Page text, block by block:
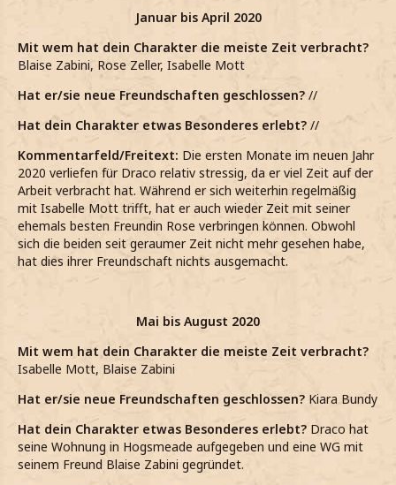
Januar bis April 2020
Mit wem hat dein Charakter die meiste Zeit verbracht?
Blaise Zabini, Rose Zeller, Isabelle Mott
Hat er/sie neue Freundschaften geschlossen? //
Hat dein Charakter etwas Besonderes erlebt? //
Kommentarfeld/Freitext: Die ersten Monate im neuen Jahr
2020 verliefen für Draco relativ stressig, da er viel Zeit auf der
Arbeit verbracht hat. Während er sich weiterhin regelmäßig
mit Isabelle Mott trifft, hat er auch wieder Zeit mit seiner
ehemals besten Freundin Rose verbringen können. Obwohl
sich die beiden seit geraumer Zeit nicht mehr gesehen habe,
hat dies ihrer Freundschaft nichts ausgemacht.
Mai bis August 2020
Mit wem hat dein Charakter die meiste Zeit verbracht?
Isabelle Mott, Blaise Zabini
Hat er/sie neue Freundschaften geschlossen? Kiara Bundy
Hat dein Charakter etwas Besonderes erlebt? Draco hat
seine Wohnung in Hogsmeade aufgegeben und eine WG mit
seinem Freund Blaise Zabini gegründet.